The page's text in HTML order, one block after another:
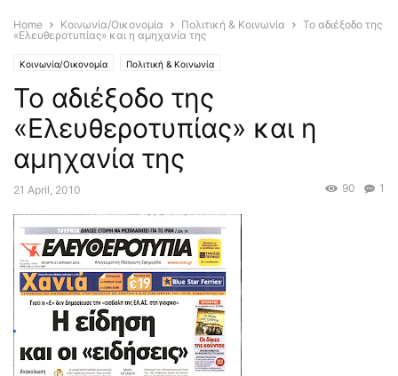
Home Κοινωνία/Οικονομία Πολιτική & Κοινωνία
Το αδιέξοδο της
«Ελευθεροτυπίας» και η αμηχανία της
Κοινωνία/Οικονομία Πολιτική & Κοινωνία
Το αδιέξοδο της
«Ελευθεροτυπίας» και η
αμηχανία της
21 April, 2010 1
90